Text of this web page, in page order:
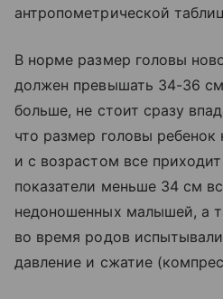
антропометрической
В норме размер головы
должен превышать 34-36
больше, не стоит сразу
что размер головы ребенок
и с возрастом все
показатели меньше 34 см
недоношенных малышей, а
во время родов
давление и сжатие